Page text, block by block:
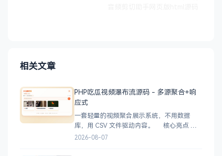
相关文章
PHP吃瓜视频瀑布流源码 - 多源聚合+响
应式
一套轻量的视频聚合展示系统，不用数据
库，用 CSV 文件驱动内容。 核心亮点
CSV 驱动：不用配数据库，编
2026-08-07